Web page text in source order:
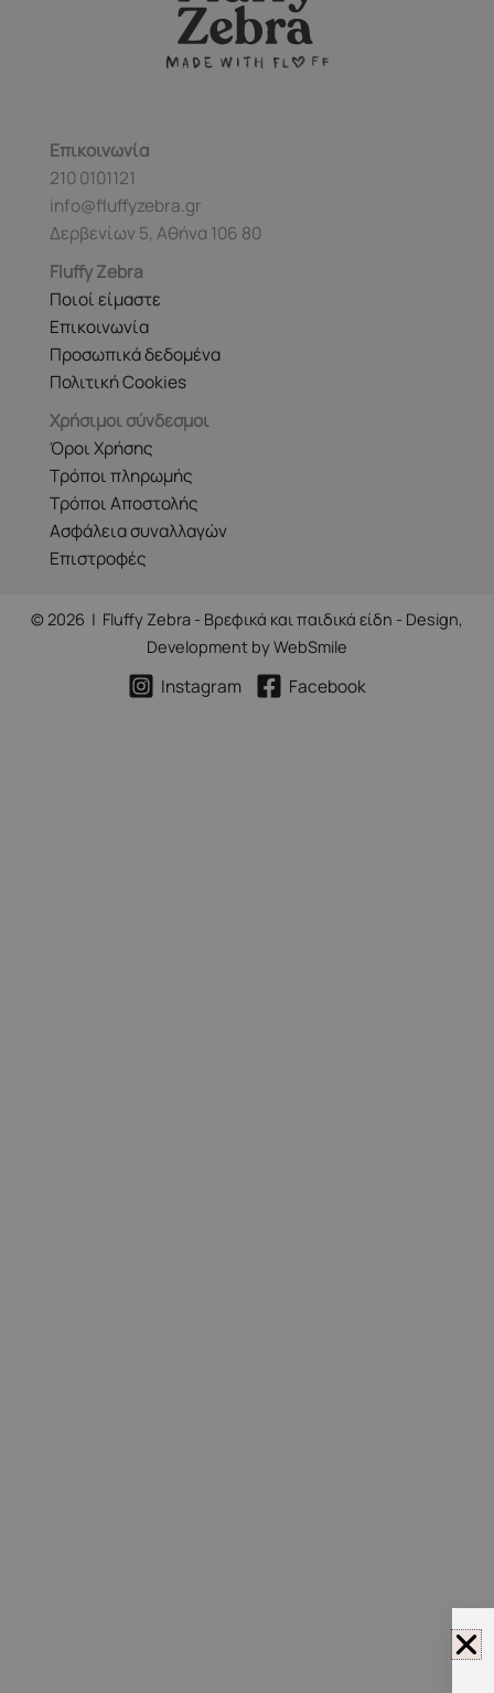
Επικοινωνία
210 0101121
info@fluffyzebra.gr
Δερβενίων 5, Αθήνα 106 80
Fluffy Zebra
Ποιοί είμαστε
Επικοινωνία
Προσωπικά δεδομένα
Πολιτική Cookies
Χρήσιμοι σύνδεσμοι
Όροι Χρήσης
Τρόποι πληρωμής
Τρόποι Αποστολής
Ασφάλεια συναλλαγών
Επιστροφές
© 2026 | Fluffy Zebra - Βρεφικά και παιδικά είδη - Design,
Development byWebSmile
Instagram Facebook